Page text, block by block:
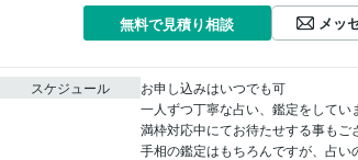
無料で見積り相談 メッ
スケジュール
お申し込みはいつでも可
一人ずつ丁寧な占い、鑑定をしてい
満枠対応中にてお待たせする事もご
手相の鑑定はもちろんですが、占い